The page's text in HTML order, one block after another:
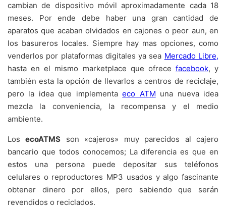
cambian de dispositivo móvil aproximadamente cada 18
meses. Por ende debe haber una gran cantidad de
aparatos que acaban olvidados en cajones o peor aun, en
los basureros locales. Siempre hay mas opciones, como
venderlos por plataformas digitales ya sea Mercado Libre,
hasta en el mismo marketplace que ofrece facebook, y
también esta la opción de llevarlos a centros de reciclaje,
pero la idea que implementaeco ATM una nueva idea
mezcla la conveniencia, la recompensa y el medio
ambiente.
LosecoATMS son «cajeros» muy parecidos al cajero
bancario que todos conocemos; La diferencia es que en
estos una persona puede depositar sus teléfonos
celulares o reproductores MP3 usados y algo fascinante
obtener dinero por ellos, pero sabiendo que serán
revendidos o reciclados.